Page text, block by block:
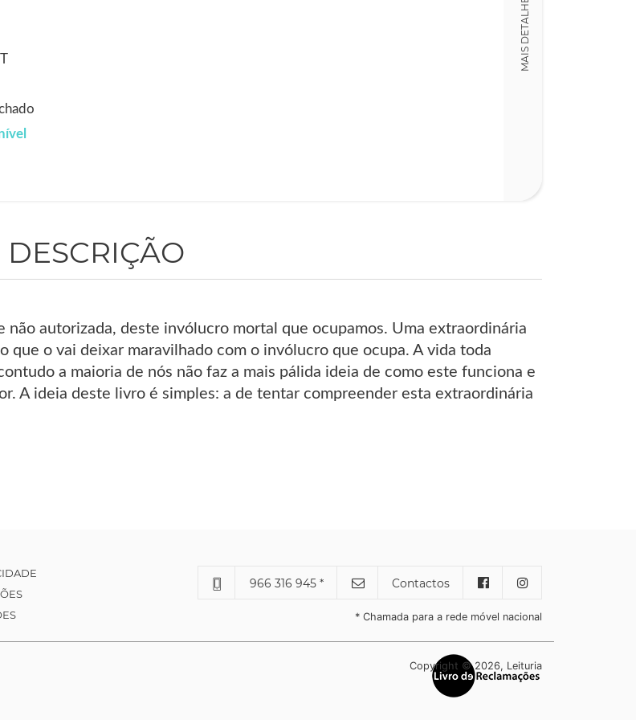
MAIS DETALHES
DESCRIÇÃO
não autorizada, deste invólucro mortal que ocupamos. Uma extraordinária
que o vai deixar maravilhado com o invólucro que ocupa. A vida toda
a maioria de nós não faz a mais pálida ideia de como este funciona e
A ideia deste livro é simples: a de tentar compreender esta extraordinária
966 316 945 * Contactos
* Chamada para a rede móvel nacional
Copyright © 2026, Leituria